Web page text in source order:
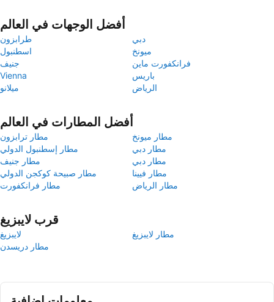
أفضل الوجهات في العالم
طرابزون
دبي
اسطنبول
ميونخ
جنيف
فرانكفورت ماين
Vienna
باريس
ميلانو
الرياض
أفضل المطارات في العالم
مطار ترابزون
مطار ميونخ
مطار إسطنبول الدولي
مطار دبي
مطار جنيف
مطار دبي
مطار صبيحة كوكجن الدولي
مطار فيينا
مطار فرانكفورت
مطار الرياض
قرب لايبزيغ
لايبزيغ
مطار لايبزيغ
مطار دريسدن